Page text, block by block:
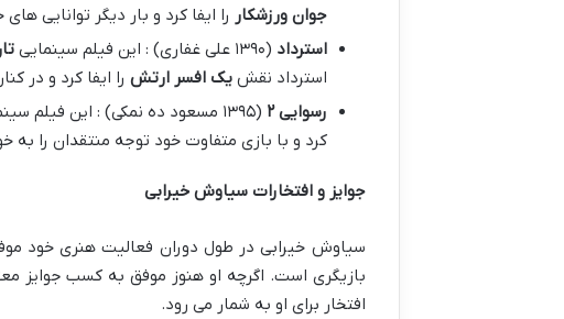
جوان ورزشکار را ایفا کرد و بار دیگر توانایی
استرداد (۱۳۹۰ علی غفاری) : این فیلم سینمایی
استرداد نقشیک افسر ارتش را ایفا کرد و در
رسوایی۲ (۱۳۹۵ مسعود ده نمکی) : این فیلم سینمایی
کرد و با بازی متفاوت خود توجه منتقدان را به
جوایز و افتخارات سیاوش خیرابی
سیاوش خیرابی در طول دوران فعالیت هنری خود
بازیگری است. اگرچه او هنوز موفق به کسب جوایز
افتخار برای او به شمار می رود.